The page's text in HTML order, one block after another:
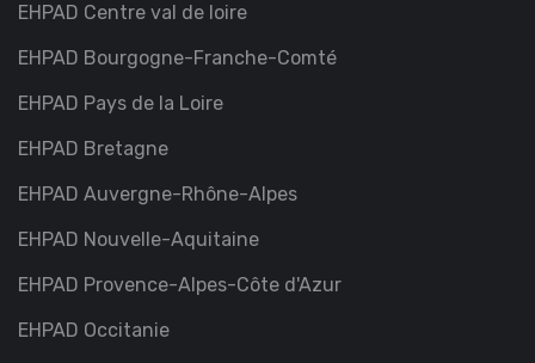
EHPAD Centre val de loire
EHPAD Bourgogne-Franche-Comté
EHPAD Pays de la Loire
EHPAD Bretagne
EHPAD Auvergne-Rhône-Alpes
EHPAD Nouvelle-Aquitaine
EHPAD Provence-Alpes-Côte d'Azur
EHPAD Occitanie